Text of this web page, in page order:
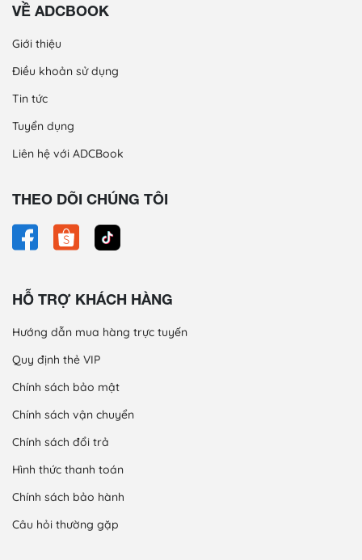
VỀ ADCBOOK
Giới thiệu
Điều khoản sử dụng
Tin tức
Tuyển dụng
Liên hệ với ADCBook
THEO DÕI CHÚNG TÔI
HỖ TRỢ KHÁCH HÀNG
Hướng dẫn mua hàng trực tuyến
Quy định thẻ VIP
Chính sách bảo mật
Chính sách vận chuyển
Chính sách đổi trả
Hình thức thanh toán
Chính sách bảo hành
Câu hỏi thường gặp